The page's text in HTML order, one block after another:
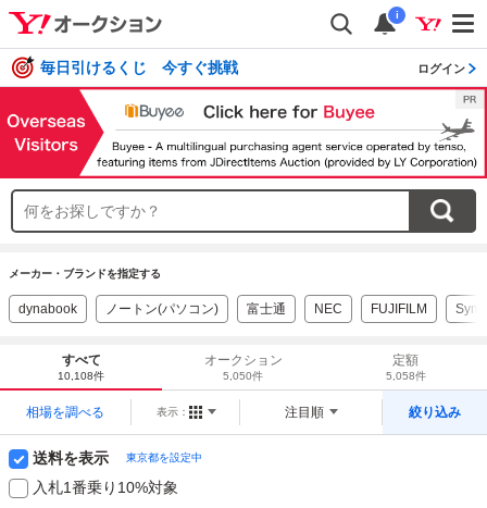
i
毎日引けるくじ 今すぐ挑戦 ログイン
メーカー・ブランドを指定する
dynabook ノートン(パソコン) 富士通 NEC FUJIFILM
すべて
10,108件
オークション
5,050件
定額
5,058件
相場を調べる 表示： 注目順 絞り込み
送料を表示 東京都を設定中
入札1番乗り10%対象